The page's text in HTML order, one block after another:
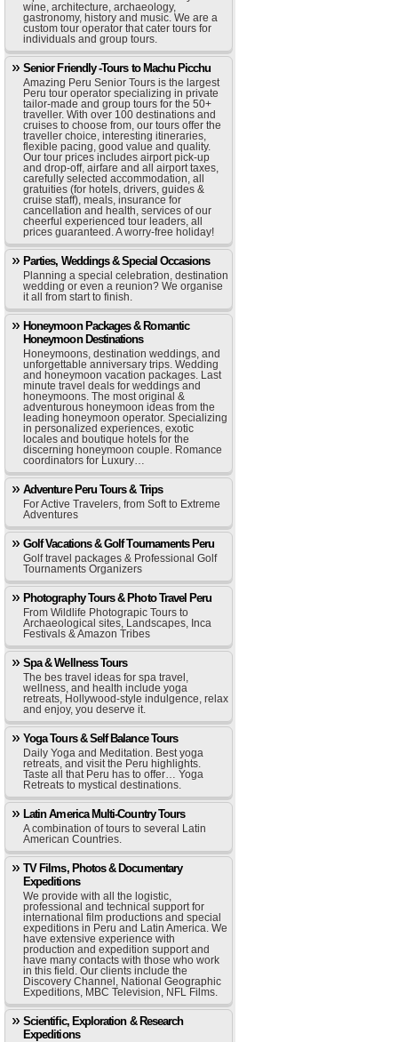
wine, architecture, archaeology,
gastronomy, history and music. We are a
custom tour operator that cater tours for
individuals and group tours.
Senior Friendly -Tours to Machu Picchu
Amazing Peru Senior Tours is the largest
Peru tour operator specializing in private
tailor-made and group tours for the 50+
traveller. With over 100 destinations and
cruises to choose from, our tours offer the
traveller choice, interesting itineraries,
flexible pacing, good value and quality.
Our tour prices includes airport pick-up
and drop-off, airfare and all airport taxes,
carefully selected accommodation, all
gratuities (for hotels, drivers, guides &
cruise staff), meals, insurance for
cancellation and health, services of our
cheerful experienced tour leaders, all
prices guaranteed. A worry-free holiday!
Parties, Weddings & Special Occasions
Planning a special celebration, destination
wedding or even a reunion? We organise
it all from start to finish.
Honeymoon Packages & Romantic
Honeymoon Destinations
Honeymoons, destination weddings, and
unforgettable anniversary trips. Wedding
and honeymoon vacation packages. Last
minute travel deals for weddings and
honeymoons. The most original &
adventurous honeymoon ideas from the
leading honeymoon operator. Specializing
in personalized experiences, exotic
locales and boutique hotels for the
discerning honeymoon couple. Romance
coordinators for Luxury…
Adventure Peru Tours & Trips
For Active Travelers, from Soft to Extreme
Adventures
Golf Vacations & Golf Tournaments Peru
Golf travel packages & Professional Golf
Tournaments Organizers
Photography Tours & Photo Travel Peru
From Wildlife Photograpic Tours to
Archaeological sites, Landscapes, Inca
Festivals & Amazon Tribes
Spa & Wellness Tours
The bes travel ideas for spa travel,
wellness, and health include yoga
retreats, Hollywood-style indulgence, relax
and enjoy, you deserve it.
Yoga Tours & Self Balance Tours
Daily Yoga and Meditation. Best yoga
retreats, and visit the Peru highlights.
Taste all that Peru has to offer… Yoga
Retreats to mystical destinations.
Latin America Multi-Country Tours
A combination of tours to several Latin
American Countries.
TV Films, Photos & Documentary
Expeditions
We provide with all the logistic,
professional and technical support for
international film productions and special
expeditions in Peru and Latin America. We
have extensive experience with
production and expedition support and
have many contacts with those who work
in this field. Our clients include the
Discovery Channel, National Geographic
Expeditions, MBC Television, NFL Films.
Scientific, Exploration & Research
Expeditions